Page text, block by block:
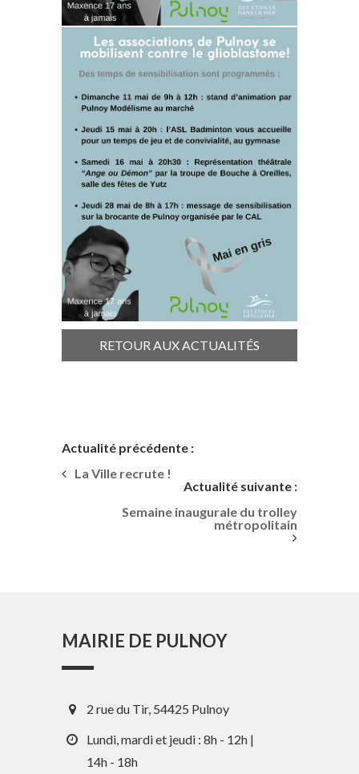
RETOUR AUX ACTUALITÉS
Actualité précédente :
La Ville recrute !
Actualité suivante :
Semaine inaugurale du trolley
métropolitain
MAIRIE DE PULNOY
2 rue du Tir, 54425 Pulnoy
Lundi, mardi et jeudi : 8h - 12h |
14h - 18h